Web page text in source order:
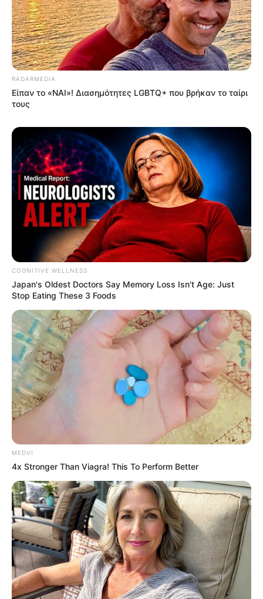
RADARMEDIA
Είπαν το «ΝΑΙ»! Διασημότητες LGBTQ+ που βρήκαν το ταίρι
τους
COGNITIVE WELLNESS
Japan's Oldest Doctors Say Me​mory Lo​ss Isn't Age: Just
Stop Eating These 3 Foods
MEDVI
4x Stronger Than Viagra! This To Perform Better